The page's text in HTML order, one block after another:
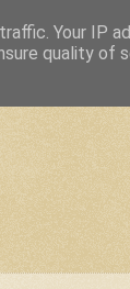
Your IP
quality of